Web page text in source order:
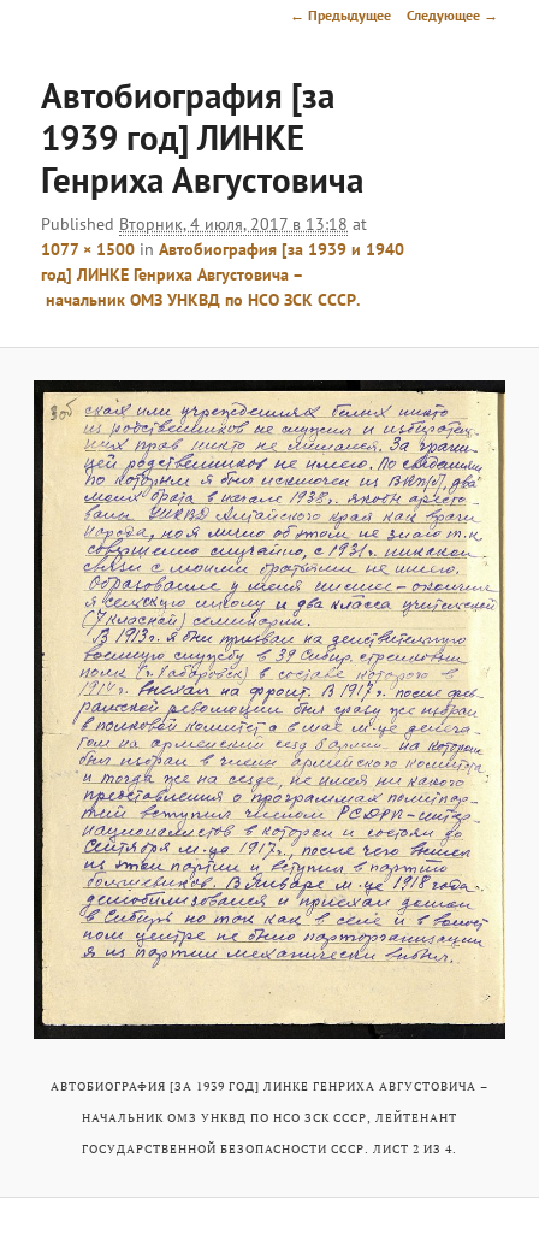
Навигация
← Предыдущее Следующее →
Автобиография [за
1939 год] ЛИНКЕ
Генриха Августовича
Published Вторник, 4 июля, 2017 в 13:18 at
1077 × 1500 inАвтобиография [за 1939 и 1940
год] ЛИНКЕ Генриха Августовича –
начальник ОМЗ УНКВД по НСО ЗСК СССР.
АВТОБИОГРАФИЯ [ЗА 1939 ГОД] ЛИНКЕ ГЕНРИХА АВГУСТОВИЧА –
НАЧАЛЬНИК ОМЗ УНКВД ПО НСО ЗСК СССР, ЛЕЙТЕНАНТ
ГОСУДАРСТВЕННОЙ БЕЗОПАСНОСТИ СССР. ЛИСТ 2 ИЗ 4.